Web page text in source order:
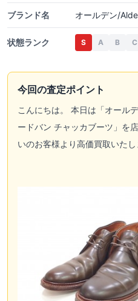
ブランド名 オールデン/
状態ランク S A B C
今回の査定ポイント
こんにちは。 本日は「オール
ードバン チャッカブーツ」を
いのお客様より高価買取いたし